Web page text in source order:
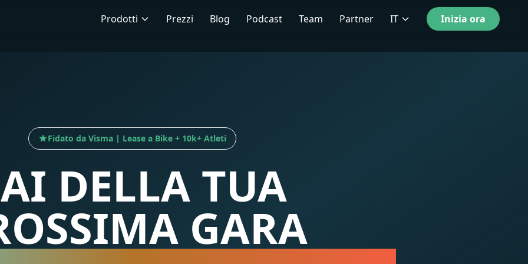
Prodotti Prezzi Blog Podcast Team Partner IT Inizia ora
Fidato da Visma | Lease a Bike + 10k+ Atleti
DELLA TUA
GARA